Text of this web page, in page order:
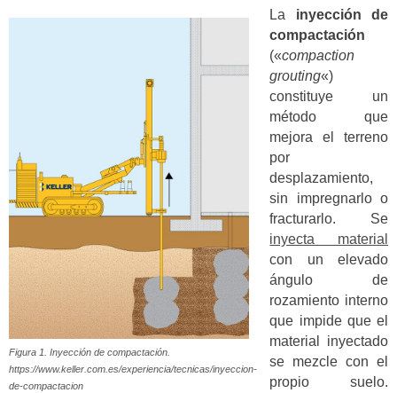
Figura 1. Inyección de compactación.
https://www.keller.com.es/experiencia/tecnicas/inyeccion-
de-compactacion
La inyección de
compactación
(«compaction
grouting«)
constituye un
método que
mejora el terreno
por
desplazamiento,
sin impregnarlo o
fracturarlo. Se
inyecta material
con un elevado
ángulo de
rozamiento interno
que impide que el
material inyectado
se mezcle con el
propio suelo.